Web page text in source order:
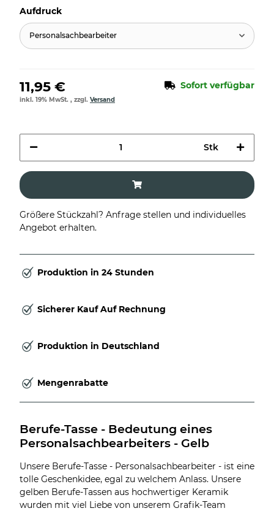
Aufdruck
Personalsachbearbeiter
11,95 € Sofort verfügbar
inkl. 19% MwSt. , zzgl. Versand
Stk
Größere Stückzahl? Anfrage stellen und individuelles
Angebot erhalten.
Produktion in 24 Stunden
Sicherer Kauf Auf Rechnung
Produktion in Deutschland
Mengenrabatte
Berufe-Tasse - Bedeutung eines
Personalsachbearbeiters - Gelb
Unsere Berufe-Tasse - Personalsachbearbeiter - ist eine
tolle Geschenkidee, egal zu welchem Anlass. Unsere
gelben Berufe-Tassen aus hochwertiger Keramik
wurden mit viel Liebe von unserem Grafik-Team